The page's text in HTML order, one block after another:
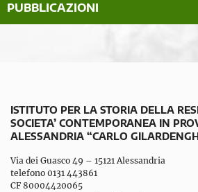
PUBBLICAZIONI
ISTITUTO PER LA STORIA DELLA
SOCIETA’ CONTEMPORANEA IN
ALESSANDRIA “CARLO
Via dei Guasco 49 – 15121 Alessandria
telefono 0131 443861
CF 80004420065